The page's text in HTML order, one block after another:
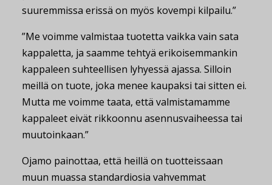
suuremmissa erissä on myös kovempi kilpailu.”
”Me voimme valmistaa tuotetta vaikka vain sata
kappaletta, ja saamme tehtyä erikoisemmankin
kappaleen suhteellisen lyhyessä ajassa. Silloin
meillä on tuote, joka menee kaupaksi tai sitten ei.
Mutta me voimme taata, että valmistamamme
kappaleet eivät rikkoonnu asennusvaiheessa tai
muutoinkaan.”
Ojamo painottaa, että heillä on tuotteissaan
muun muassa standardiosia vahvemmat